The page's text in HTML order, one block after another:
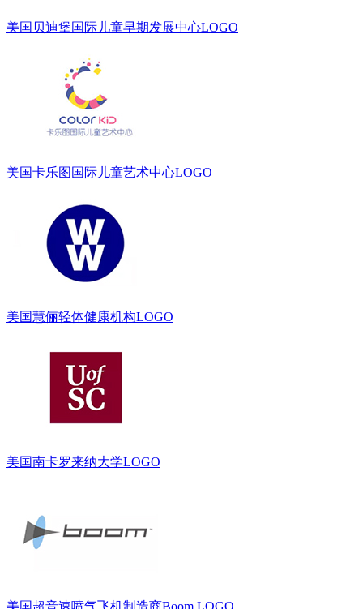
美国贝迪堡国际儿童早期发展中心LOGO
美国卡乐图国际儿童艺术中心LOGO
美国慧俪轻体健康机构LOGO
美国南卡罗来纳大学LOGO